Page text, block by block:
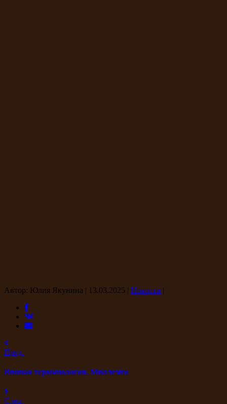
Автор: Юлия Якунина | 13.03.2025 | Новости |
Пред.
Винная терминология. Миллезим
След.